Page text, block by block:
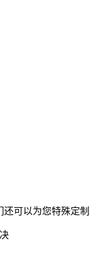
可以为您特殊定制